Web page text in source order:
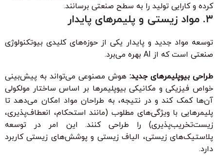
کرده و کارایی تولید را به سطح صنعتی برسانند.
۳. مواد زیستی و پلیمرهای پایدار
توسعه مواد جدید و پایدار یکی از حوزه‌های کلیدی بیوتکنولوژی
صنعتی است که از AI بهره می‌برد.
طراحی بیوپلیمرهای جدید: هوش مصنوعی می‌تواند به پیش‌بینی
خواص فیزیکی و مکانیکی بیوپلیمرها بر اساس ساختار مولکولی
آن‌ها کمک کند و در نتیجه، به طراحان مواد امکان می‌دهد تا
پلیمرهایی با ویژگی‌های مطلوب (مانند استحکام، انعطاف‌پذیری،
زیست‌تخریب‌پذیری) را طراحی کنند. این امر در توسعه
پلاستیک‌های زیستی، الیاف زیستی و پوشش‌های زیستی کاربرد
دارد.